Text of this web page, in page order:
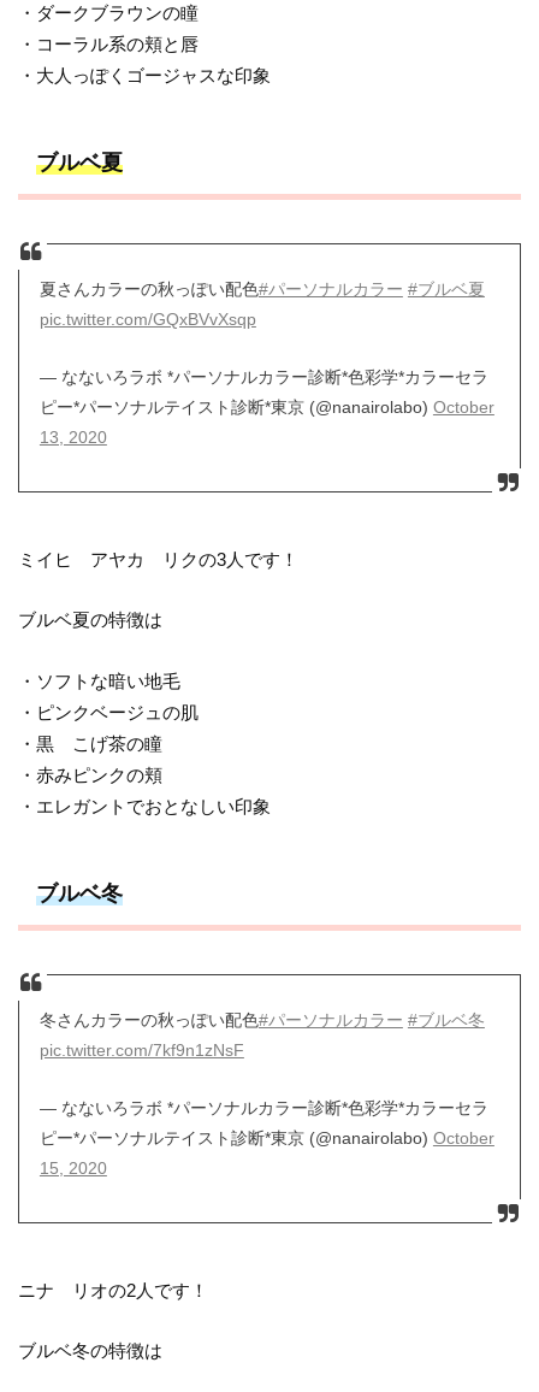
・ダークブラウンの瞳
・コーラル系の頬と唇
・大人っぽくゴージャスな印象
ブルベ夏
夏さんカラーの秋っぽい配色#パーソナルカラー #ブルベ夏
pic.twitter.com/GQxBVvXsqp
— なないろラボ *パーソナルカラー診断*色彩学*カラーセラ
ピー*パーソナルテイスト診断*東京 (@nanairolabo) October
13, 2020
ミイヒ アヤカ リクの3人です！
ブルベ夏の特徴は
・ソフトな暗い地毛
・ピンクベージュの肌
・黒 こげ茶の瞳
・赤みピンクの頬
・エレガントでおとなしい印象
ブルベ冬
冬さんカラーの秋っぽい配色#パーソナルカラー #ブルベ冬
pic.twitter.com/7kf9n1zNsF
— なないろラボ *パーソナルカラー診断*色彩学*カラーセラ
ピー*パーソナルテイスト診断*東京 (@nanairolabo) October
15, 2020
ニナ リオの2人です！
ブルベ冬の特徴は